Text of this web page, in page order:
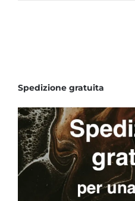
Spedizione gratuita